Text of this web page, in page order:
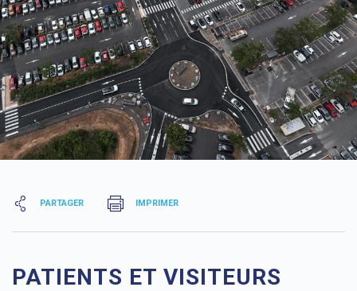
PARTAGER IMPRIMER
PATIENTS ET VISITEURS